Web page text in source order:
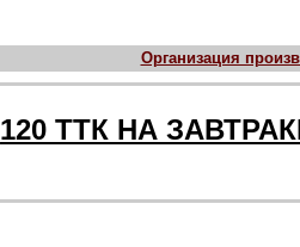
Организация
120 ТТК НА